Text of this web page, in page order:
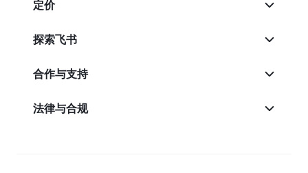
定价
探索飞书
合作与支持
法律与合规